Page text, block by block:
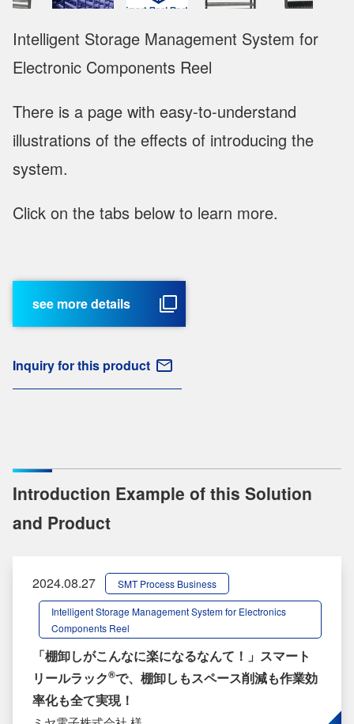
Intelligent Storage Management System for
Electronic Components Reel
There is a page with easy-to-understand
illustrations of the effects of introducing the
system.
Click on the tabs below to learn more.
see more details
Inquiry for this product
Introduction Example of this Solution
and Product
2024.08.27 SMT Process Business
Intelligent Storage Management System for Electronics
Components Reel
「棚卸しがこんなに楽になるなんて！」スマート
リールラック®で、棚卸しもスペース削減も作業効
率化も全て実現！